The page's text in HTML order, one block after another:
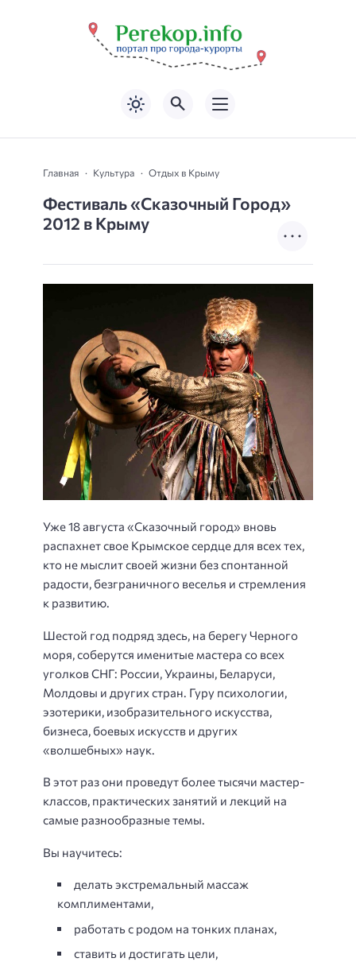
Главная Культура Отдых в Крыму
Фестиваль «Сказочный Город»
2012 в Крыму
Уже 18 августа «Сказочный город» вновь
распахнет свое Крымское сердце для всех тех,
кто не мыслит своей жизни без спонтанной
радости, безграничного веселья и стремления
к развитию.
Шестой год подряд здесь, на берегу Черного
моря, соберутся именитые мастера со всех
уголков СНГ: России, Украины, Беларуси,
Молдовы и других стран. Гуру психологии,
эзотерики, изобразительного искусства,
бизнеса, боевых искусств и других
«волшебных» наук.
В этот раз они проведут более тысячи мастер-
классов, практических занятий и лекций на
самые разнообразные темы.
Вы научитесь:
делать экстремальный массаж
комплиментами,
работать с родом на тонких планах,
ставить и достигать цели,